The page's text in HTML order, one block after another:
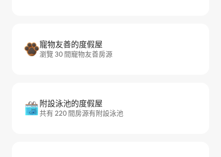
寵物友善的度假屋
瀏覽 30 間寵物友善房源
附設泳池的度假屋
共有 220 間房源有附設泳池